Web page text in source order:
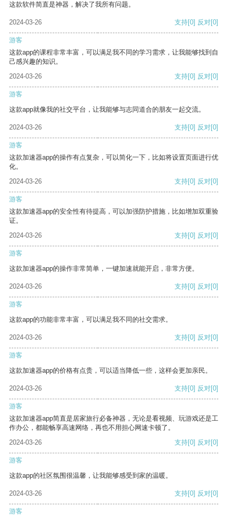
这款软件简直是神器，解决了我所有问题。
2024-03-26 支持[0] 反对[0]
游客
这款app的课程非常丰富，可以满足我不同的学习需求，让我能够找到自
己感兴趣的知识。
2024-03-26
支持[0] 反对[0]
游客
这款app就像我的社交平台，让我能够与志同道合的朋友一起交流。
2024-03-26 支持[0] 反对[0]
游客
这款加速器app的操作有点复杂，可以简化一下，比如将设置页面进行优
化。
2024-03-26
支持[0] 反对[0]
游客
这款加速器app的安全性有待提高，可以加强防护措施，比如增加双重验
证。
2024-03-26
支持[0] 反对[0]
游客
这款加速器app的操作非常简单，一键加速就能开启，非常方便。
2024-03-26 支持[0] 反对[0]
游客
这款app的功能非常丰富，可以满足我不同的社交需求。
2024-03-26 支持[0] 反对[0]
游客
这款加速器app的价格有点贵，可以适当降低一些，这样会更加亲民。
2024-03-26 支持[0] 反对[0]
游客
这款加速器app简直是居家旅行必备神器，无论是看视频、玩游戏还是工
作办公，都能畅享高速网络，再也不用担心网速卡顿了。
2024-03-26
支持[0] 反对[0]
游客
这款app的社区氛围很温馨，让我能够感受到家的温暖。
2024-03-26 支持[0] 反对[0]
游客